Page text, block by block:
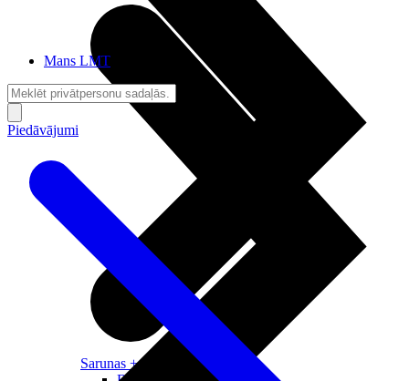
Sarunas + Internets
Mans LMT
Piedāvājumi